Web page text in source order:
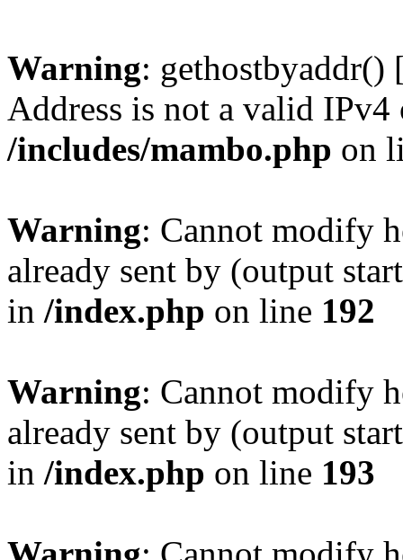
Warning: gethostbyaddr()
Address is not a valid IPv4
/includes/mambo.php on
Warning: Cannot modify
already sent by (output
in /index.php on line 192
Warning: Cannot modify
already sent by (output
in /index.php on line 193